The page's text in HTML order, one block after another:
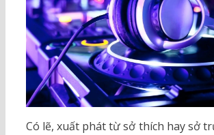
Có lẽ, xuất phát từ sở thích hay sở